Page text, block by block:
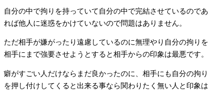
自分の中で拘りを持っていて自分の中で完結させているのであ
れば他人に迷惑をかけていないので問題はありません。
ただ相手が嫌がったり遠慮しているのに無理やり自分の拘りを
相手にまで強要させようとすると相手からの印象は最悪です。
癖がすごい人だけならまだ良かったのに、相手にも自分の拘り
を押し付けしてくると出来る事なら関わりたく無い人と印象は